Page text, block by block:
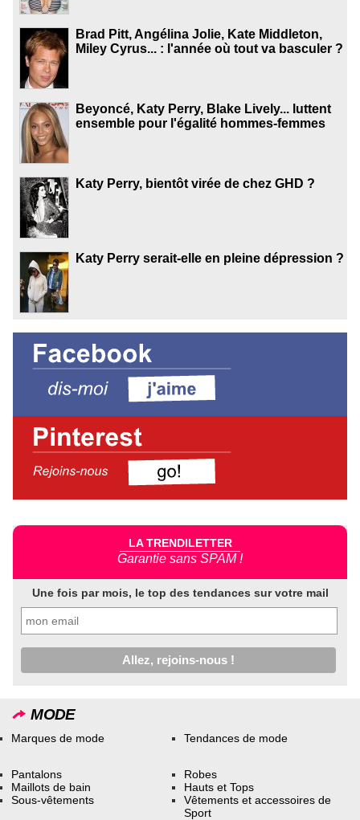
Brad Pitt, Angélina Jolie, Kate Middleton,
Miley Cyrus... : l'année où tout va basculer ?
Beyoncé, Katy Perry, Blake Lively... luttent
ensemble pour l'égalité hommes-femmes
Katy Perry, bientôt virée de chez GHD ?
Katy Perry serait-elle en pleine dépression ?
LA TRENDILETTER
Garantie sans SPAM !
Une fois par mois, le top des tendances sur votre mail
MODE
Marques de mode Tendances de mode
Pantalons
Maillots de bain
Sous-vêtements
Robes
Hauts et Tops
Vêtements et accessoires de
Sport